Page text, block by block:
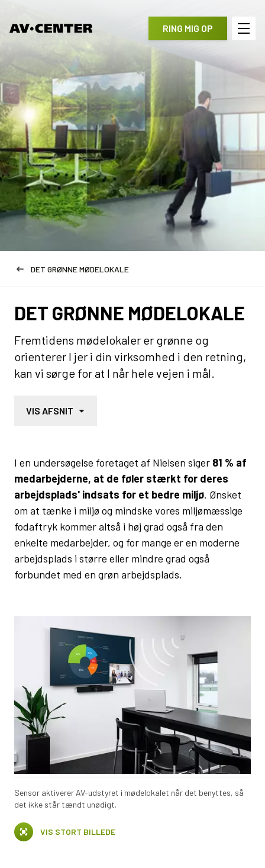
RING MIG OP
DET GRØNNE MØDELOKALE
DET GRØNNE MØDELOKALE
Fremtidens mødelokaler er grønne og
orienterer I jer i din virksomhed i den retning,
kan vi sørge for at I når hele vejen i mål.
VIS AFSNIT
I en undersøgelse foretaget af Nielsen siger 81 % af
medarbejderne, at de føler stærkt for deres
arbejdsplads' indsats for et bedre miljø. Ønsket
om at tænke i miljø og mindske vores miljømæssige
fodaftryk kommer altså i høj grad også fra den
enkelte medarbejder, og for mange er en moderne
arbejdsplads i større eller mindre grad også
forbundet med en grøn arbejdsplads.
Sensor aktiverer AV-udstyret i mødelokalet når det benyttes, så
det ikke står tændt unødigt.
VIS STORT BILLEDE